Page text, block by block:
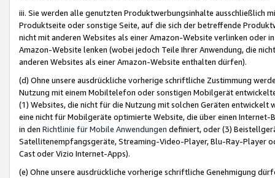
iii. Sie werden alle genutzten Produktwerbungsinhalte ausschließlich
Produktseite oder sonstige Seite, auf die sich der betreffende
nicht mit anderen Websites als einer Amazon-Website verlinken oder
Amazon-Website lenken (wobei jedoch Teile Ihrer Anwendung, die
anderen Websites als einer Amazon-Website enthalten dürfen).
(d) Ohne unsere ausdrückliche vorherige schriftliche Zustimmung
Nutzung mit einem Mobiltelefon oder sonstigen Mobilgerät
(1) Websites, die nicht für die Nutzung mit solchen Geräten
eine nicht für Mobilgeräte optimierte Website, die über einen
in den Richtlinie für Mobile Anwendungen definiert, oder (3)
Satellitenempfangsgeräte, Streaming-Video-Player, Blu-Ray-Player
Cast oder Vizio Internet-Apps).
(e) Ohne unsere ausdrückliche vorherige schriftliche Genehmigung